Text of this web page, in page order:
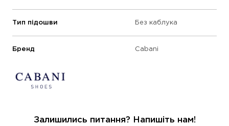
Тип підошви Без каблука
Бренд Cabani
Залишились питання? Напишіть нам!